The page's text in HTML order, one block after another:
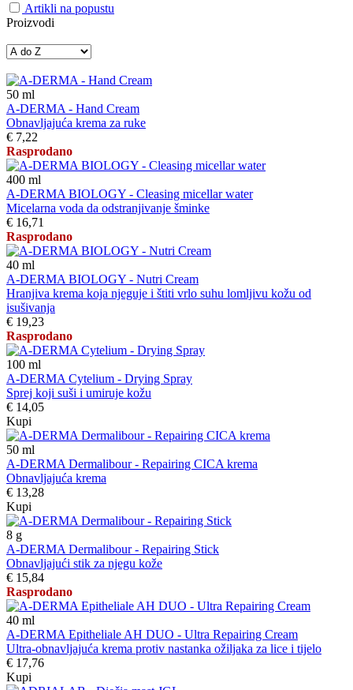
Artikli na popustu
Proizvodi
50 ml
A-DERMA - Hand Cream
Obnavljajuća krema za ruke
€ 7,22
Rasprodano
400 ml
A-DERMA BIOLOGY - Cleasing micellar water
Micelarna voda da odstranjivanje šminke
€ 16,71
Rasprodano
40 ml
A-DERMA BIOLOGY - Nutri Cream
Hranjiva krema koja njeguje i štiti vrlo suhu lomljivu kožu od
isušivanja
€ 19,23
Rasprodano
100 ml
A-DERMA Cytelium - Drying Spray
Sprej koji suši i umiruje kožu
€ 14,05
Kupi
50 ml
A-DERMA Dermalibour - Repairing CICA krema
Obnavljajuća krema
€ 13,28
Kupi
8 g
A-DERMA Dermalibour - Repairing Stick
Obnavljajući stik za njegu kože
€ 15,84
Rasprodano
40 ml
A-DERMA Epitheliale AH DUO - Ultra Repairing Cream
Ultra-obnavljajuća krema protiv nastanka ožiljaka za lice i tijelo
€ 17,76
Kupi